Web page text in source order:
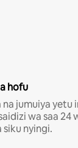
hofu
jumuiya yetu
wa saa 24
nyingi.